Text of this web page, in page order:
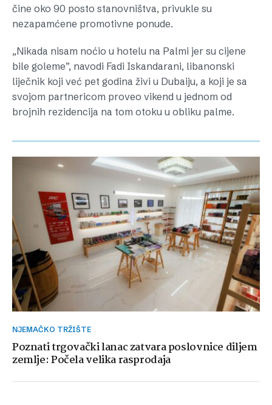
čine oko 90 posto stanovništva, privukle su
nezapamćene promotivne ponude.
„Nikada nisam noćio u hotelu na Palmi jer su cijene
bile goleme”, navodi Fadi Iskandarani, libanonski
liječnik koji već pet godina živi u Dubaiju, a koji je sa
svojom partnericom proveo vikend u jednom od
brojnih rezidencija na tom otoku u obliku palme.
NJEMAČKO TRŽIŠTE
Poznati trgovački lanac zatvara poslovnice diljem
zemlje: Počela velika rasprodaja